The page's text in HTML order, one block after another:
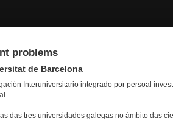
problems
de Barcelona
Interuniversitario integrado por persoal
das tres universidades galegas no ámbito das